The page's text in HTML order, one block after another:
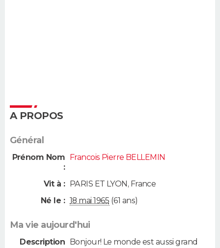
A PROPOS
Général
Prénom Nom
:
Francois Pierre BELLEMIN
Vit à : PARIS ET LYON, France
Né le : 18 mai 1965 (61 ans)
Ma vie aujourd'hui
Description Bonjour! Le monde est aussi grand